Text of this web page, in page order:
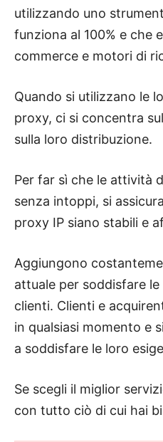
utilizzando uno
funziona al 100% e che
commerce e motori di
Quando si utilizzano le
proxy, ci si concentra
sulla loro distribuzione.
Per far sì che le attività
senza intoppi, si
proxy IP siano stabili e
Aggiungono
attuale per soddisfare
clienti. Clienti e
in qualsiasi momento e
a soddisfare le loro
Se scegli il miglior
con tutto ciò di cui hai